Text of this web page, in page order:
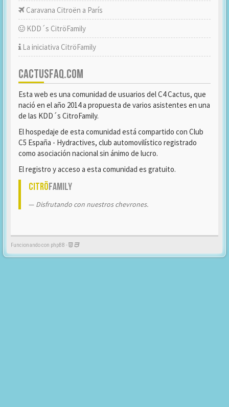
Caravana Citroën a París
KDD´s CitröFamily
La iniciativa CitröFamily
CACTUSFAQ.COM
Esta web es una comunidad de usuarios del C4 Cactus, que
nació en el año 2014 a propuesta de varios asistentes en una
de las KDD´s CitroFamily.
El hospedaje de esta comunidad está compartido con Club
C5 España - Hydractives, club automovilístico registrado
como asociación nacional sin ánimo de lucro.
El registro y acceso a esta comunidad es gratuito.
CitröFamily
Disfrutando con nuestros chevrones.
Funcionando con phpBB -